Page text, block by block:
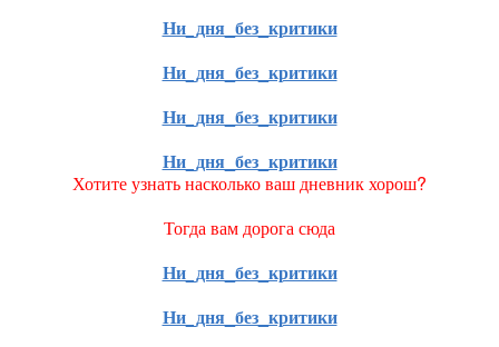
Ни_дня_без_критики
Ни_дня_без_критики
Ни_дня_без_критики
Ни_дня_без_критики
Хотите узнать насколько ваш дневник хорош?
Тогда вам дорога сюда
Ни_дня_без_критики
Ни_дня_без_критики